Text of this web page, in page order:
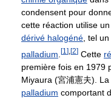
condensent pour
cette réaction utilise
dérivé halogéné , tel un
palladium [1 ] [2] Cette
première fois en 1979
Miyaura (宮浦憲夫).
palladium comportant